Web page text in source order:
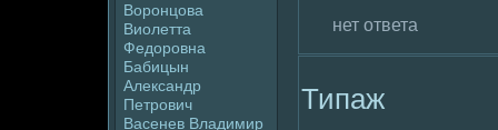
Воpoнцова
Виолетта
Федopoвна
Бабицын
Александр
Петpoвич
Васенев Владимир
нет ответа
Типаж